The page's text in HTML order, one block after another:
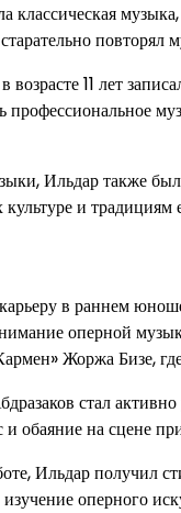
классическая
возрасте 11 лет
профессиональное
Ильдар также
и традициям
в раннем
оперной
Жоржа Бизе,
стал
обаяние на сцене
Ильдар
оперного